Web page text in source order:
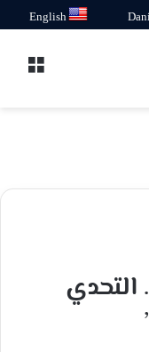
English
التحدي